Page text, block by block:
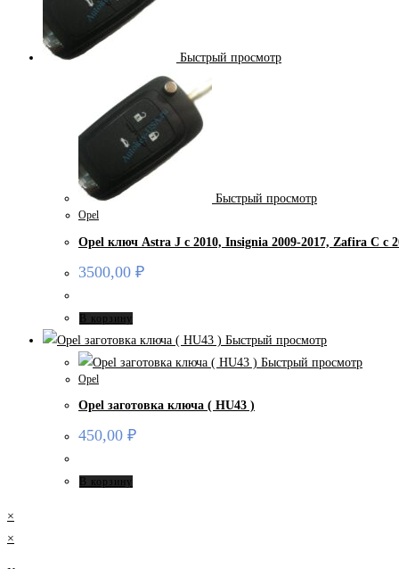
Быстрый просмотр
Быстрый просмотр
Opel
Opel ключ Astra J с 2010, Insignia 2009-2017, Zafira С c
3500,00 ₽
В корзину
Быстрый просмотр
Быстрый просмотр
Opel
Opel заготовка ключа ( HU43 )
450,00 ₽
В корзину
×
×